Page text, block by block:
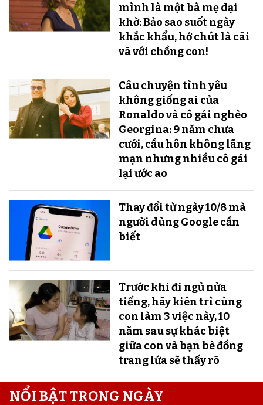
mình là một bà mẹ dại
khờ: Bảo sao suốt ngày
khắc khẩu, hở chút là cãi
vã với chồng con!
Câu chuyện tình yêu
không giống ai của
Ronaldo và cô gái nghèo
Georgina: 9 năm chưa
cưới, cầu hôn không lãng
mạn nhưng nhiều cô gái
lại ước ao
Thay đổi từ ngày 10/8 mà
người dùng Google cần
biết
Trước khi đi ngủ nửa
tiếng, hãy kiên trì cùng
con làm 3 việc này, 10
năm sau sự khác biệt
giữa con và bạn bè đồng
trang lứa sẽ thấy rõ
NỔI BẬT TRONG NGÀY